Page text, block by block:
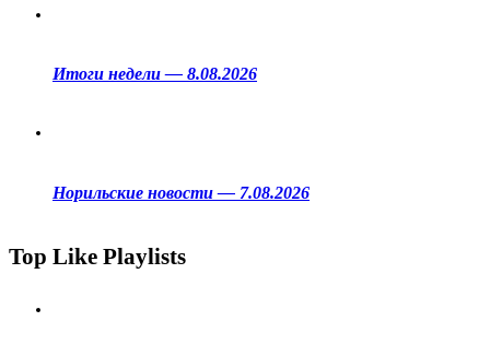
Итоги недели — 8.08.2026
Норильские новости — 7.08.2026
Top Like Playlists